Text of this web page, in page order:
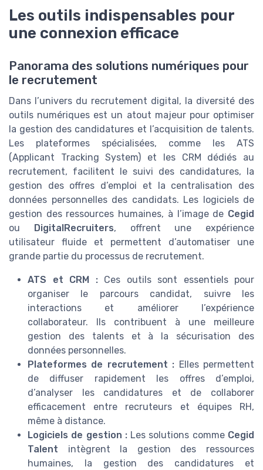
Les outils indispensables pour
une connexion efficace
Panorama des solutions numériques pour
le recrutement
Dans l’univers du recrutement digital, la diversité des
outils numériques est un atout majeur pour optimiser
la gestion des candidatures et l’acquisition de talents.
Les plateformes spécialisées, comme les ATS
(Applicant Tracking System) et les CRM dédiés au
recrutement, facilitent le suivi des candidatures, la
gestion des offres d’emploi et la centralisation des
données personnelles des candidats. Les logiciels de
gestion des ressources humaines, à l’image de Cegid
ou
DigitalRecruiters, offrent une expérience
utilisateur fluide et permettent d’automatiser une
grande partie du processus de recrutement.
ATS et CRM :Ces outils sont essentiels pour
organiser le parcours candidat, suivre les
interactions et améliorer l’expérience
collaborateur. Ils contribuent à une meilleure
gestion des talents et à la sécurisation des
données personnelles.
Plateformes de recrutement : Elles permettent
de diffuser rapidement les offres d’emploi,
d’analyser les candidatures et de collaborer
efficacement entre recruteurs et équipes RH,
même à distance.
Logiciels de gestion :Les solutions comme Cegid
Talent intègrent la gestion des ressources
humaines, la gestion des candidatures et